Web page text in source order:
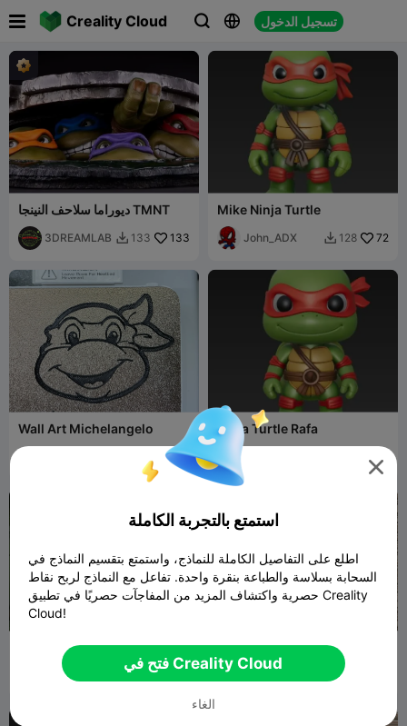
Creality Cloud   تسجيل الدخول
 
ديوراما سلاحف النينجا TMNT
3DREAMLAB  133 133
Mike Ninja Turtle
John_ADX  128 72
Wall Art Michelangelo
64
Ninja Turtle Rafa
LEONARDO
PROYECTO
 36
فاصل كتب دوني


استمتع بالتجربة الكاملة
اطلع على التفاصيل الكاملة للنماذج، واستمتع بتقسيم النماذج في
السحابة بسلاسة والطباعة بنقرة واحدة. تفاعل مع النماذج لربح نقاط
حصرية واكتشاف المزيد من المفاجآت حصريًا في تطبيق Creality
Cloud!
فتح في Creality Cloud
الغاء